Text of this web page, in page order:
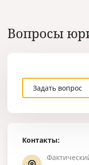
Контакты:
Вопросы
Задать вопрос